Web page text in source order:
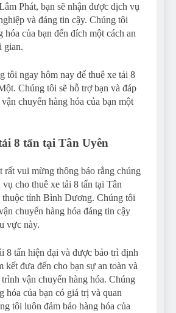
Phát, bạn sẽ nhận được dịch vụ
và đáng tin cậy. Chúng tôi
hóa của bạn đến đích một cách an
gian.
tôi ngay hôm nay để thuê xe tải 8
Chúng tôi sẽ hỗ trợ bạn và đáp
chuyển hàng hóa của bạn một
8 tấn tại Tân Uyên
rất vui mừng thông báo rằng chúng
cho thuê xe tải 8 tấn tại Tân
tỉnh Bình Dương. Chúng tôi
chuyển hàng hóa đáng tin cậy
vực này.
8 tấn hiện đại và được bảo trì định
kết đưa đến cho bạn sự an toàn và
vận chuyển hàng hóa. Chúng
hóa của bạn có giá trị và quan
tôi luôn đảm bảo hàng hóa của